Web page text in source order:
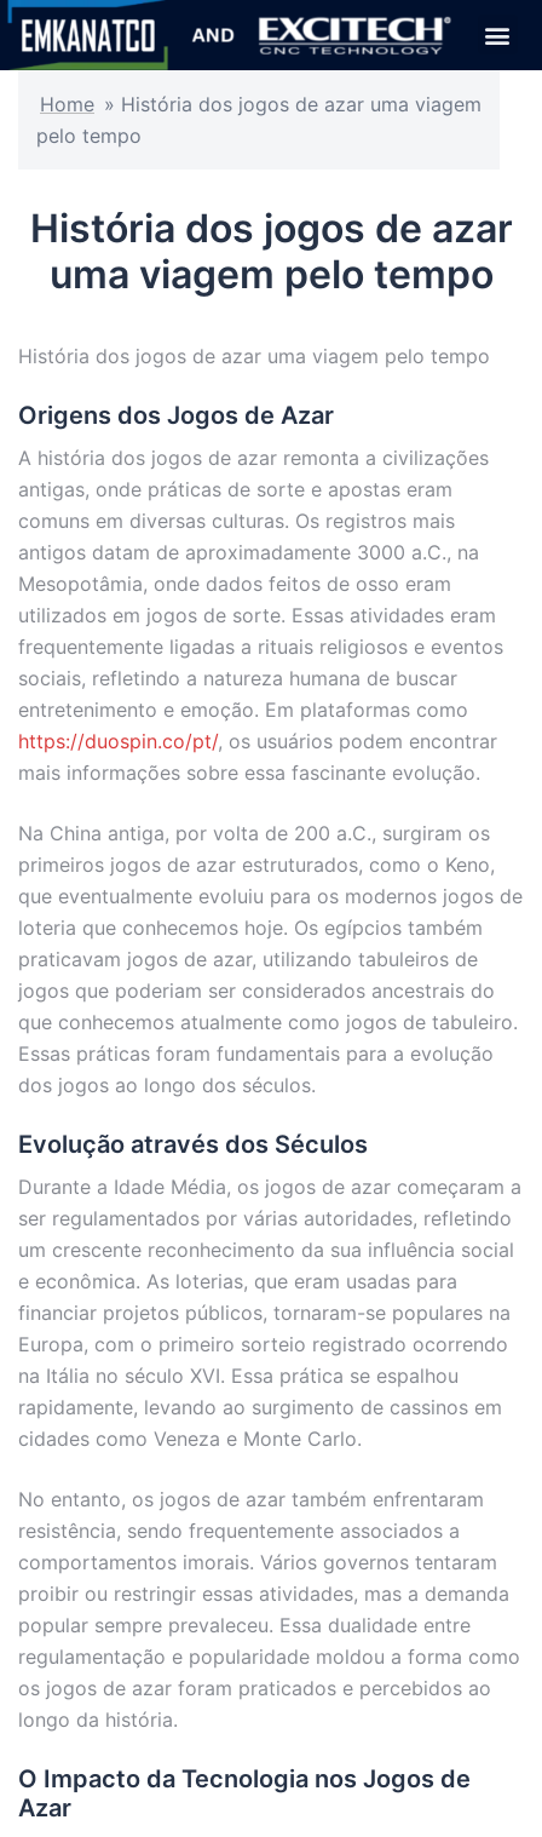
Home » História dos jogos de azar uma viagem
pelo tempo
História dos jogos de azar
uma viagem pelo tempo
História dos jogos de azar uma viagem pelo tempo
Origens dos Jogos de Azar
A história dos jogos de azar remonta a civilizações
antigas, onde práticas de sorte e apostas eram
comuns em diversas culturas. Os registros mais
antigos datam de aproximadamente 3000 a.C., na
Mesopotâmia, onde dados feitos de osso eram
utilizados em jogos de sorte. Essas atividades eram
frequentemente ligadas a rituais religiosos e eventos
sociais, refletindo a natureza humana de buscar
entretenimento e emoção. Em plataformas como
https://duospin.co/pt/, os usuários podem encontrar
mais informações sobre essa fascinante evolução.
Na China antiga, por volta de 200 a.C., surgiram os
primeiros jogos de azar estruturados, como o Keno,
que eventualmente evoluiu para os modernos jogos de
loteria que conhecemos hoje. Os egípcios também
praticavam jogos de azar, utilizando tabuleiros de
jogos que poderiam ser considerados ancestrais do
que conhecemos atualmente como jogos de tabuleiro.
Essas práticas foram fundamentais para a evolução
dos jogos ao longo dos séculos.
Evolução através dos Séculos
Durante a Idade Média, os jogos de azar começaram a
ser regulamentados por várias autoridades, refletindo
um crescente reconhecimento da sua influência social
e econômica. As loterias, que eram usadas para
financiar projetos públicos, tornaram-se populares na
Europa, com o primeiro sorteio registrado ocorrendo
na Itália no século XVI. Essa prática se espalhou
rapidamente, levando ao surgimento de cassinos em
cidades como Veneza e Monte Carlo.
No entanto, os jogos de azar também enfrentaram
resistência, sendo frequentemente associados a
comportamentos imorais. Vários governos tentaram
proibir ou restringir essas atividades, mas a demanda
popular sempre prevaleceu. Essa dualidade entre
regulamentação e popularidade moldou a forma como
os jogos de azar foram praticados e percebidos ao
longo da história.
O Impacto da Tecnologia nos Jogos de
Azar